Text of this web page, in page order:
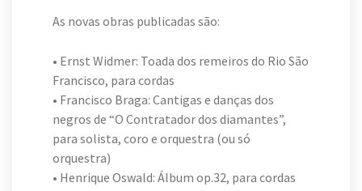
As novas obras publicadas são:
• Ernst Widmer: Toada dos remeiros do Rio São
Francisco, para cordas
• Francisco Braga: Cantigas e danças dos
negros de “O Contratador dos diamantes”,
para solista, coro e orquestra (ou só
orquestra)
• Henrique Oswald: Álbum op.32, para cordas